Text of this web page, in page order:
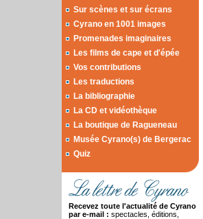
Sur scènes et sur écrans
Cyrano en 1001 images
Promenades imaginaires
Les films de cape et d'épée
Vos contributions
Les traductions
La bibliographie
La CD et vidéothèque
La boutique de Ragueneau
Musée Cyrano(s) de Bergerac
Quiz
Recevez toute l'actualité de Cyrano
par e-mail : spectacles, éditions,